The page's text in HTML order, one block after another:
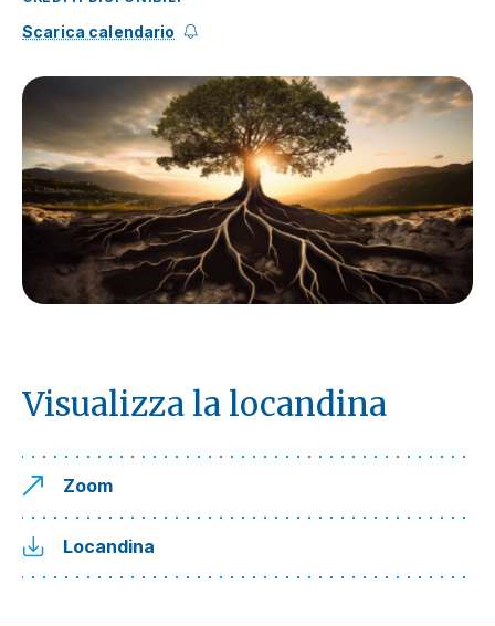
Scarica calendario
Visualizza la locandina
Zoom
Locandina